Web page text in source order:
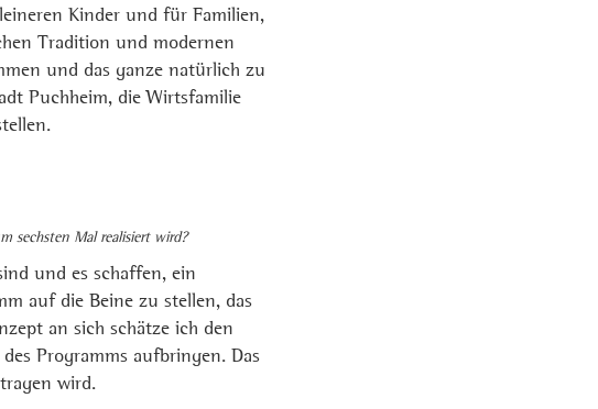
Kinder und für Familien,
Tradition und modernen
und das ganze natürlich zu
Puchheim, die Wirtsfamilie
sechsten Mal realisiert wird?
und es schaffen, ein
auf die Beine zu stellen, das
an sich schätze ich den
Programms aufbringen. Das
wird.